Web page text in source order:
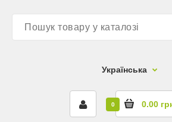
Українська
0 0.00